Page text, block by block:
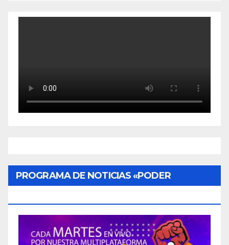
PROGRAMA DE NOTICIAS «PODER